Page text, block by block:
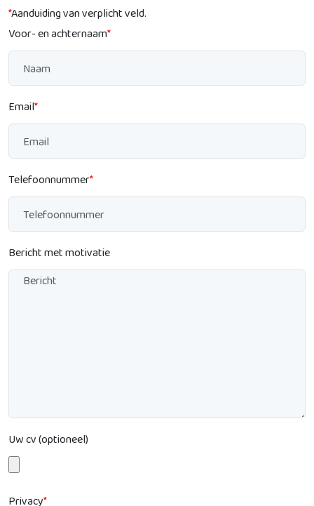
*Aanduiding van verplicht veld.
Voor- en achternaam*
Email*
Telefoonnummer*
Bericht met motivatie
Uw cv (optioneel)